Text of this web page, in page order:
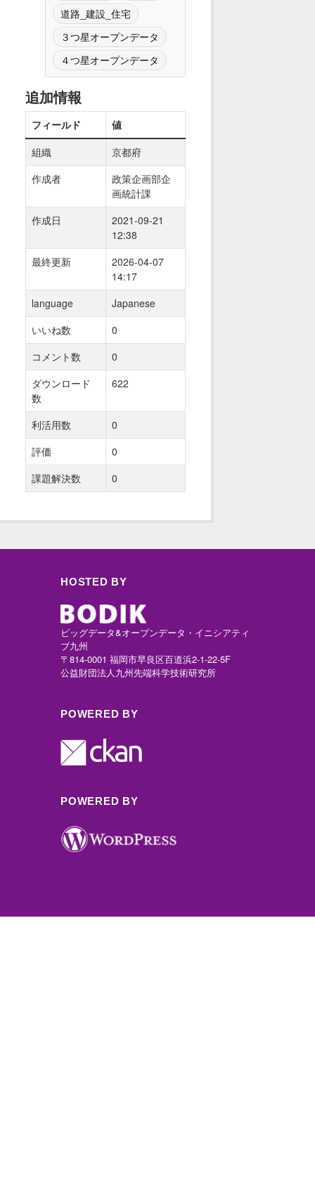
道路_建設_住宅
３つ星オープンデータ
４つ星オープンデータ
追加情報
フィールド
値
組織
京都府
作成者
政策企画部企
画統計課
作成日
2021-09-21
12:38
最終更新
2026-04-07
14:17
language
Japanese
いいね数
0
コメント数
0
ダウンロード
数
622
利活用数
0
評価
0
課題解決数
0
HOSTED BY
ビッグデータ&オープンデータ・イニシアティ
ブ九州
〒814-0001 福岡市早良区百道浜2-1-22-5F
公益財団法人九州先端科学技術研究所
POWERED BY
POWERED BY